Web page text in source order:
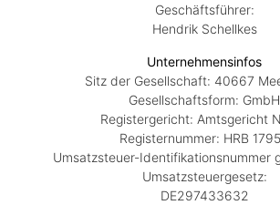
Geschäftsführer:
Hendrik Schellkes
Unternehmensinfos
Sitz der Gesellschaft: 40667
Gesellschaftsform: GmbH
Registergericht: Amtsgericht
Registernummer: HRB
Umsatzsteuer-Identifikationsnummer
Umsatzsteuergesetz:
DE297433632